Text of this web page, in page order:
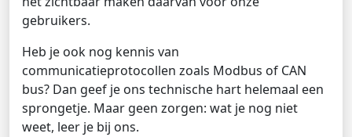
gebruikers.
Heb je ook nog kennis van
communicatieprotocollen zoals Modbus of CAN
bus? Dan geef je ons technische hart helemaal een
sprongetje. Maar geen zorgen: wat je nog niet
weet, leer je bij ons.